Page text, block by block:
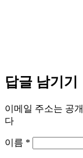
답글 남기기
이메일 주소는 공
다
이름 *